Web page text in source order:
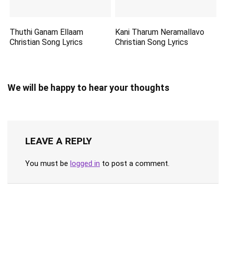
Thuthi Ganam Ellaam
Christian Song Lyrics
Kani Tharum Neramallavo
Christian Song Lyrics
We will be happy to hear your thoughts
LEAVE A REPLY
You must be logged in to post a comment.